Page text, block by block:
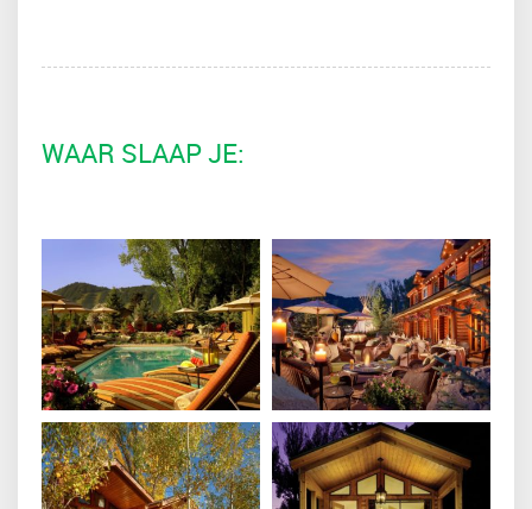
WAAR SLAAP JE: